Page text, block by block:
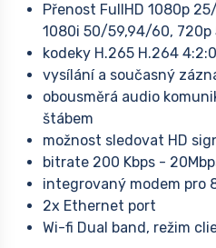
Přenost FullHD 1080p
1080i 50/59,94/60, 720p
kodeky H.265 H.264
vysílání a současný
obousměrá audio
štábem
možnost sledovat HD
bitrate 200 Kbps -
integrovaný modem pro
2x Ethernet port
Wi-fi Dual band, režim